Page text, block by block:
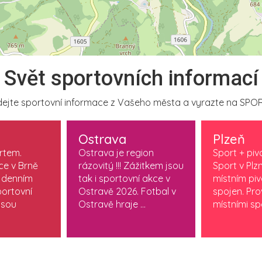
Svět sportovních informací
sportovní informace z Vašeho města a vyrazte na
v Brně
Ostrava
Ostrava je region
rázovitý !!! Zážitkem jsou
tak i sportovní akce v
Ostravě 2026. Fotbal v
Ostravě hraje ...
Plzeň
Sport +
Sport v
místním
spojen.
místními